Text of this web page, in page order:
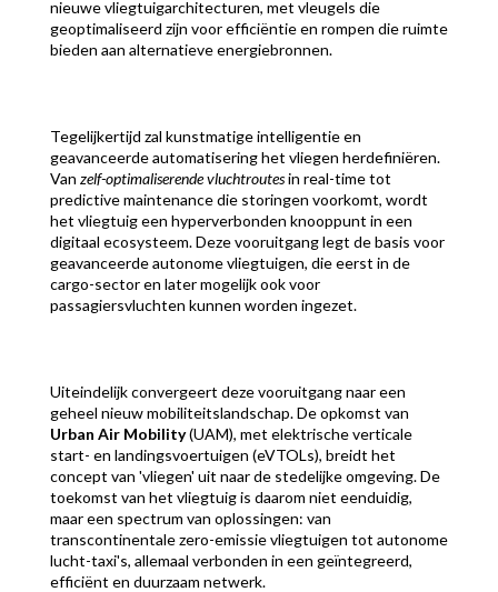
nieuwe vliegtuigarchitecturen, met vleugels die
geoptimaliseerd zijn voor efficiëntie en rompen die ruimte
bieden aan alternatieve energiebronnen.
Tegelijkertijd zal kunstmatige intelligentie en
geavanceerde automatisering het vliegen herdefiniëren.
Van zelf-optimaliserende vluchtroutesin real-time tot
predictive maintenance die storingen voorkomt, wordt
het vliegtuig een hyperverbonden knooppunt in een
digitaal ecosysteem. Deze vooruitgang legt de basis voor
geavanceerde autonome vliegtuigen, die eerst in de
cargo-sector en later mogelijk ook voor
passagiersvluchten kunnen worden ingezet.
Uiteindelijk convergeert deze vooruitgang naar een
geheel nieuw mobiliteitslandschap. De opkomst van
Urban Air Mobility(UAM), met elektrische verticale
start- en landingsvoertuigen (eVTOLs), breidt het
concept van 'vliegen' uit naar de stedelijke omgeving. De
toekomst van het vliegtuig is daarom niet eenduidig,
maar een spectrum van oplossingen: van
transcontinentale zero-emissie vliegtuigen tot autonome
lucht-taxi's, allemaal verbonden in een geïntegreerd,
efficiënt en duurzaam netwerk.